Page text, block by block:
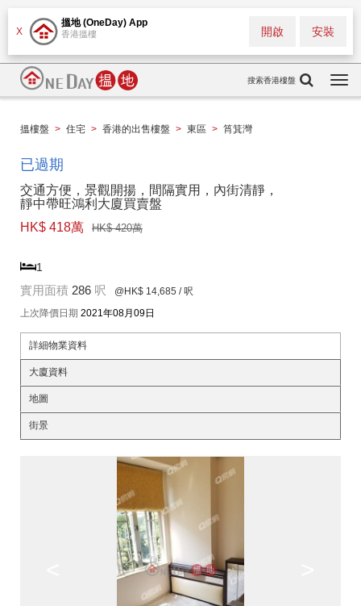
X
搵地 (OneDay) App
香港搵樓 安裝
開啟
搜索香港樓盤
搵樓盤 > 住宅 > 香港的出售樓盤 > 東區 > 筲箕灣
已過期
交通方便，景觀開揚，間隔實用，內街清靜，
靜中帶旺鴻利大廈買賣盤
HK$ 418萬
HK$ 420萬
1
實用面積 286 呎 @HK$ 14,685 / 呎
上次降價日期 2021年08月09日
詳細物業資料
大廈資料
地圖
街景